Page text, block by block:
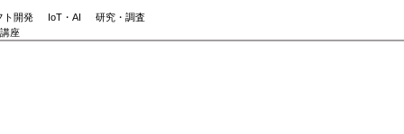
ト開発 IoT・AI
研究・調査
座